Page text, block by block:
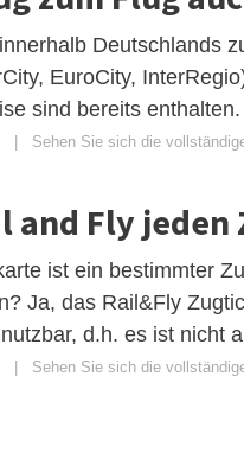
Deutschlands
EuroCity,
sind bereits enthalten.
Sehen Sie sich die
and Fly jeden
ist ein bestimmter
Ja, das Rail&Fly
d.h. es ist nicht
Sehen Sie sich die